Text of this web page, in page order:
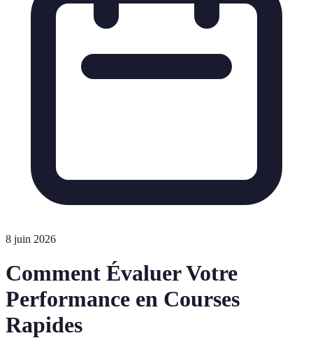
8 juin 2026
Comment Évaluer Votre
Performance en Courses
Rapides